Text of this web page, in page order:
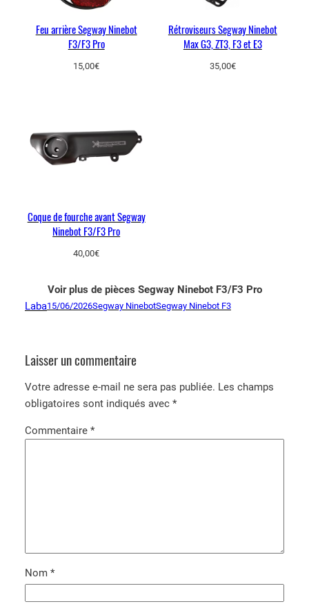
Feu arrière Segway Ninebot
F3/F3 Pro
15,00€
Rétroviseurs Segway Ninebot
Max G3, ZT3, F3 et E3
35,00€
Coque de fourche avant Segway
Ninebot F3/F3 Pro
40,00€
Voir plus de pièces Segway Ninebot F3/F3 Pro
Laba15/06/2026Segway NinebotSegway Ninebot F3
Laisser un commentaire
Votre adresse e-mail ne sera pas publiée. Les champs
obligatoires sont indiqués avec *
Commentaire *
Nom *